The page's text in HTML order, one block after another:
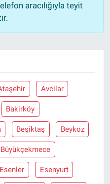
aracılığıyla teyit
Avcilar
Bakirköy
Beşiktaş Beykoz
Büyükçekmece
Esenler Esenyurt